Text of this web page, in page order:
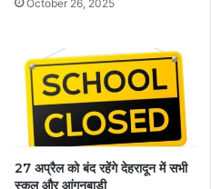
October 26, 2025
27 अप्रैल को बंद रहेंगे देहरादून में सभी
स्कूल और आंगनबाड़ी